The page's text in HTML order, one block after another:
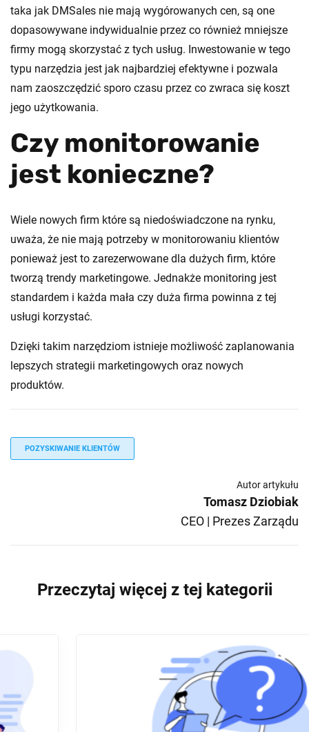
taka jak DMSales nie mają wygórowanych cen, są one
dopasowywane indywidualnie przez co również mniejsze
firmy mogą skorzystać z tych usług. Inwestowanie w tego
typu narzędzia jest jak najbardziej efektywne i pozwala
nam zaoszczędzić sporo czasu przez co zwraca się koszt
jego użytkowania.
Czy monitorowanie
jest konieczne?
Wiele nowych firm które są niedoświadczone na rynku,
uważa, że nie mają potrzeby w monitorowaniu klientów
ponieważ jest to zarezerwowane dla dużych firm, które
tworzą trendy marketingowe. Jednakże monitoring jest
standardem i każda mała czy duża firma powinna z tej
usługi korzystać.
Dzięki takim narzędziom istnieje możliwość zaplanowania
lepszych strategii marketingowych oraz nowych
produktów.
POZYSKIWANIE KLIENTÓW
Autor artykułu
Tomasz Dziobiak
CEO | Prezes Zarządu
Przeczytaj więcej z tej kategorii
POZYSKIWANIE KLIENTÓW MAILING B2B